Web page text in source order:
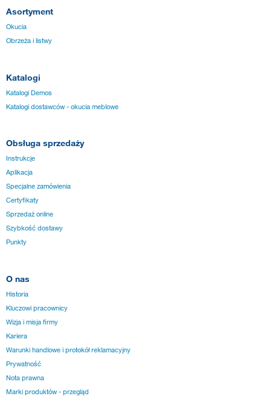
Asortyment
Okucia
Obrzeża i listwy
Katalogi
Katalogi Demos
Katalogi dostawców - okucia meblowe
Obsługa sprzedaży
Instrukcje
Aplikacja
Specjalne zamówienia
Certyfikaty
Sprzedaż online
Szybkość dostawy
Punkty
O nas
Historia
Kluczowi pracownicy
Wizja i misja firmy
Kariera
Warunki handlowe i protokół reklamacyjny
Prywatność
Nota prawna
Marki produktów - przegląd